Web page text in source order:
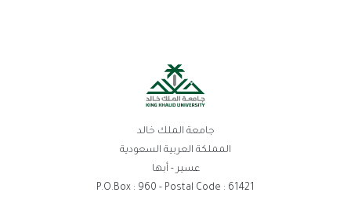
جامعة الملك خالد
المملكة العربية السعودية
عسير - أبها
P.O.Box : 960 - Postal Code : 61421